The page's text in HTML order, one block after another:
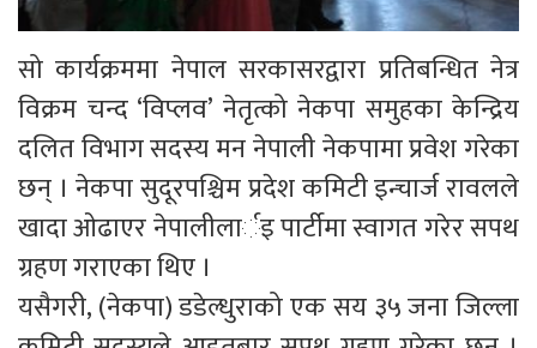
सो कार्यक्रममा नेपाल सरकासरद्वारा प्रतिबन्धित नेत्र
विक्रम चन्द ‘विप्लव’ नेतृत्को नेकपा समुहका केन्द्रिय
दलित विभाग सदस्य मन नेपाली नेकपामा प्रवेश गरेका
छन् । नेकपा सुदूरपश्चिम प्रदेश कमिटी इन्चार्ज रावलले
खादा ओढाएर नेपालीलार्इ पार्टीमा स्वागत गरेर सपथ
ग्रहण गराएका थिए ।
यसैगरी, (नेकपा) डडेल्धुराको एक सय ३५ जना जिल्ला